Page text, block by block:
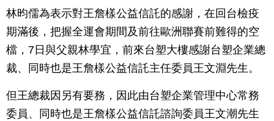
林昀儒為表示對王詹樣公益信託的感謝，在回台檢疫
期滿後，把握全運會期間及前往歐洲聯賽前難得的空
檔，7日與父親林學宜，前來台塑大樓感謝台塑企業總
裁、同時也是王詹樣公益信託主任委員王文淵先生。
但王總裁因另有要務，因此由台塑企業管理中心常務
委員、同時也是王詹樣公益信託諮詢委員王文潮先生